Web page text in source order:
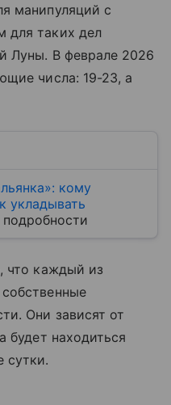
манипуляций с
для таких дел
Луны. В феврале 2026
числа: 19-23, а
кому
укладывать
что каждый из
Они зависят от
будет находиться
сутки.